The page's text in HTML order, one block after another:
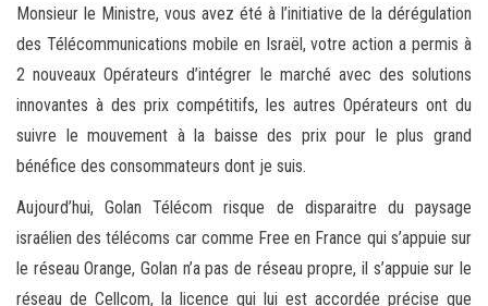
Monsieur le Ministre, vous avez été à l’initiative de la dérégulation
des Télécommunications mobile en Israël, votre action a permis à
2 nouveaux Opérateurs d’intégrer le marché avec des solutions
innovantes à des prix compétitifs, les autres Opérateurs ont du
suivre le mouvement à la baisse des prix pour le plus grand
bénéfice des consommateurs dont je suis.
Aujourd’hui, Golan Télécom risque de disparaitre du paysage
israélien des télécoms car comme Free en France qui s’appuie sur
le réseau Orange, Golan n’a pas de réseau propre, il s’appuie sur le
réseau de Cellcom, la licence qui lui est accordée précise que